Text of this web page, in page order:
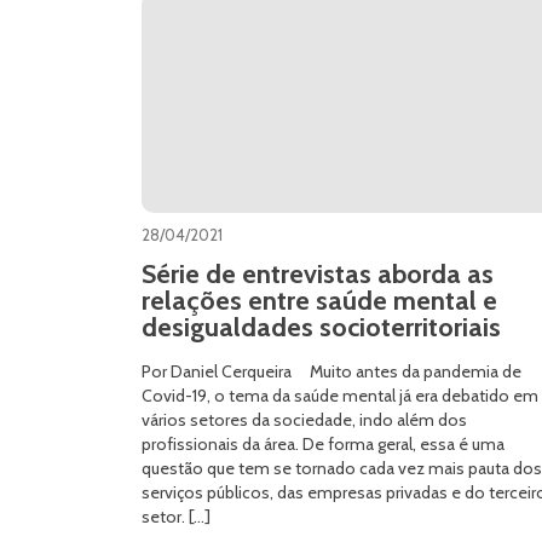
28/04/2021
Série de entrevistas aborda as
relações entre saúde mental e
desigualdades socioterritoriais
Por Daniel Cerqueira Muito antes da pandemia de
Covid-19, o tema da saúde mental já era debatido em
vários setores da sociedade, indo além dos
profissionais da área. De forma geral, essa é uma
questão que tem se tornado cada vez mais pauta dos
serviços públicos, das empresas privadas e do
setor. […]